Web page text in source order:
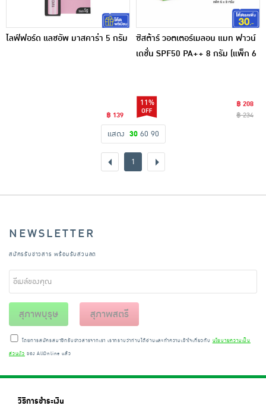
ไลฟ์ฟอร์ด แลชอัพ มาสคาร่า 5 กรัม
฿ 139
ซิสต้าร์ วอตเตอร์เมลอน แมท ฟาวน์
เดชั่น SPF50 PA++ 8 กรัม (แพ็ก 6
11%
฿ 208
฿ 234
แสดง 30 60 90
1
NEWSLETTER
สมัครรับข่าวสาร พร้อมรับส่วนลด
สุภาพบุรุษ สุภาพสตรี
โดยการสมัครสมาชิกรับข่าวสารจากเรา เราทราบว่าท่านได้อ่านและทำความเข้าใจเกี่ยวกับ นโยบายความเป็น
ส่วนตัว ของ AllOnline แล้ว
วิธีการชำระเงิน